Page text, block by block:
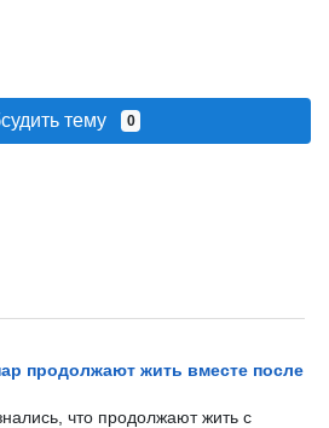
тему 0
продолжают жить вместе после
что продолжают жить с